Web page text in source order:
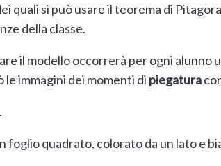
quali si può usare il teorema di
della classe.
il modello occorrerà per ogni alunno
immagini dei momenti di piegatura
foglio quadrato, colorato da un lato e